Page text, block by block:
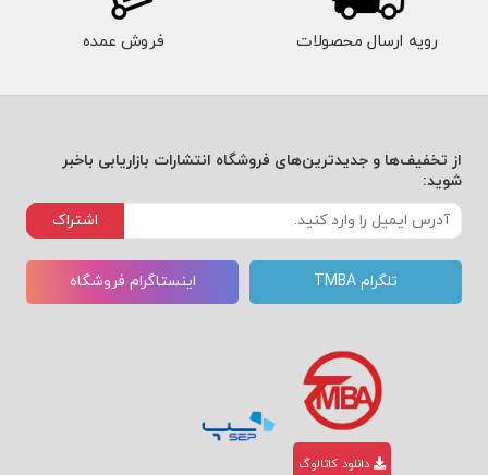
رویه ارسال محصولات فروش عمده
از تخفیف‌ها و جدیدترین‌های فروشگاه انتشارات بازاریابی باخبر
شوید:
اشتراک
تلگرام TMBA اینستاگرام فروشگاه
دانلود کاتالوگ